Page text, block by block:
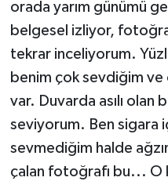
orada yarım günümü
belgesel izliyor,
tekrar inceliyorum.
benim çok sevdiğim
var. Duvarda asılı olan
seviyorum. Ben sigara
sevmediğim halde
çalan fotoğrafı bu... O